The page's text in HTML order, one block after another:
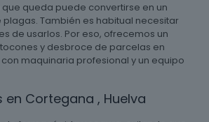
que queda puede convertirse en un
También es habitual necesitar
de usarlos. Por eso, ofrecemos un
y desbroce de parcelas en
maquinaria profesional y un equipo
Cortegana , Huelva